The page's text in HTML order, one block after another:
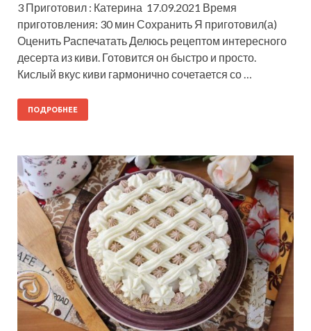
3 Приготовил : Катерина 17.09.2021 Время
приготовления: 30 мин Сохранить Я приготовил(а)
Оценить Распечатать Делюсь рецептом интересного
десерта из киви. Готовится он быстро и просто.
Кислый вкус киви гармонично сочетается со …
ПОДРОБНЕЕ